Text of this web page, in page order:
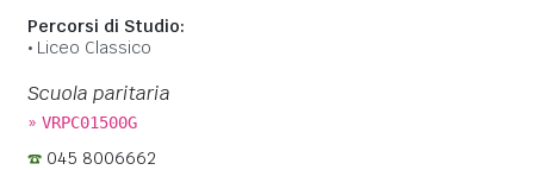
Percorsi di Studio:
Liceo Classico
Scuola paritaria
» VRPC01500G
045 8006662